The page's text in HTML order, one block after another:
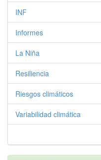
INF
Informes
La Niña
Resiliencia
Riesgos climáticos
Variabilidad climática